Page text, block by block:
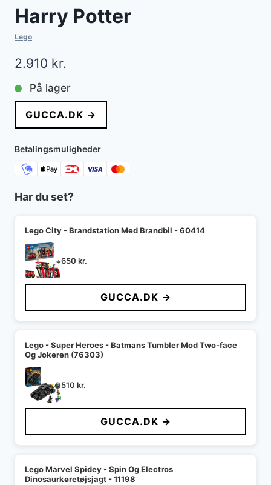
Harry Potter
Lego
2.910 kr.
På lager
GUCCA.DK →
Betalingsmuligheder
Har du set?
Lego City - Brandstation Med Brandbil - 60414
650 kr.
GUCCA.DK →
Lego - Super Heroes - Batmans Tumbler Mod Two-face
Og Jokeren (76303)
510 kr.
GUCCA.DK →
Lego Marvel Spidey - Spin Og Electros
Dinosaurkøretøjsjagt - 11198